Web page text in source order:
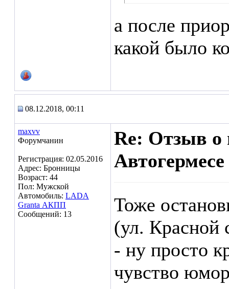
а после
какой было
08.12.2018, 00:11
maxvv
Форумчанин
Регистрация: 02.05.2016
Адрес: Бронницы
Возраст: 44
Пол: Мужской
Автомобиль: LADA
Granta АКПП
Сообщений: 13
Re: Отзыв о
Тоже
(ул.
- ну просто
чувство